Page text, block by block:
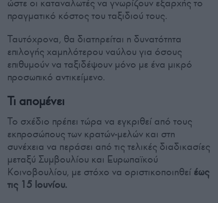
ώστε οι καταναλωτές να γνωρίζουν εξαρχής το
πραγματικό κόστος του ταξιδιού τους.
Ταυτόχρονα, θα διατηρείται η δυνατότητα
επιλογής χαμηλότερου ναύλου για όσους
επιθυμούν να ταξιδέψουν μόνο με ένα μικρό
προσωπικό αντικείμενο.
Τι απομένει
Το σχέδιο πρέπει τώρα να εγκριθεί από τους
εκπροσώπους των κρατών-μελών και στη
συνέχεια να περάσει από τις τελικές διαδικασίες
μεταξύ Συμβουλίου και Ευρωπαϊκού
Κοινοβουλίου, με στόχο να οριστικοποιηθεί έως
τις 15 Ιουνίου.